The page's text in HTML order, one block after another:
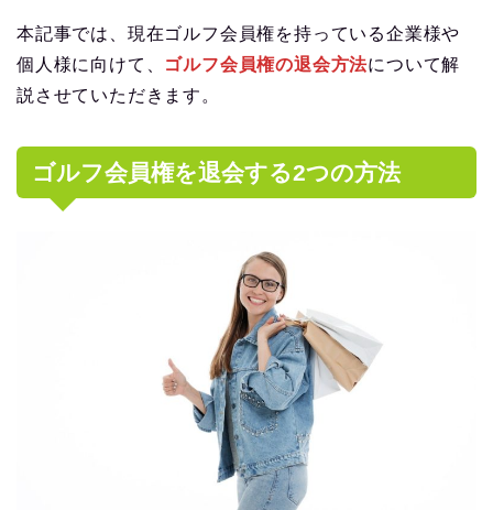
本記事では、現在ゴルフ会員権を持っている企業様や
個人様に向けて、 ゴルフ会員権の退会方法について解
説させていただきます。
ゴルフ会員権を退会する2つの方法